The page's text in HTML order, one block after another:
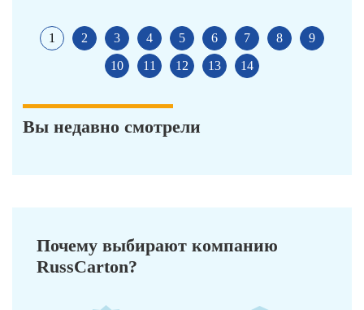
1 2 3 4 5 6 7 8
9
10
11 12 13 14
Вы недавно смотрели
Почему выбирают компанию
RussCarton?